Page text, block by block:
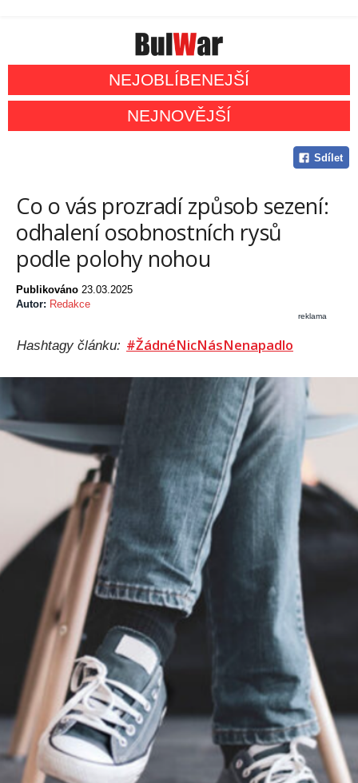
NEJOBLÍBENEJŠÍ
NEJNOVĚJŠÍ
Sdílet
Co o vás prozradí způsob sezení:
odhalení osobnostních rysů
podle polohy nohou
Publikováno 23.03.2025
Autor: Redakce
reklama
Hashtagy článku: #ŽádnéNicNásNenapadlo